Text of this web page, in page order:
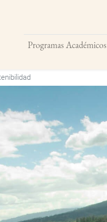
Programas Académicos
Buscar